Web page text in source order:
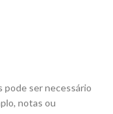
pode ser necessário
notas ou